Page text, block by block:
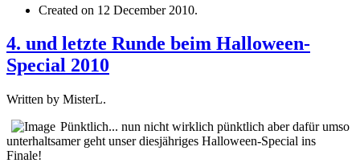
Created on 12 December 2010.
4. und letzte Runde beim Halloween-
Special 2010
Written by MisterL.
Pünktlich... nun nicht wirklich pünktlich aber dafür umso
unterhaltsamer geht unser diesjähriges Halloween-Special ins
Finale!